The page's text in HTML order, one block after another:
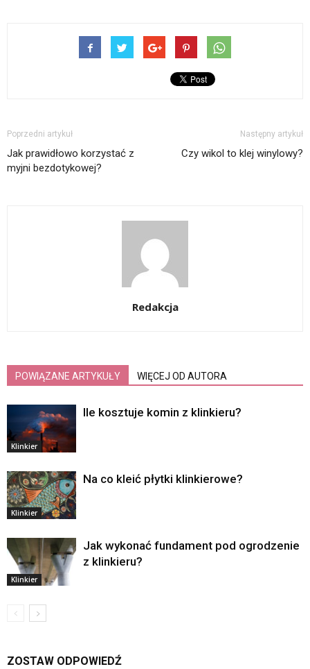
Poprzedni artykuł
Jak prawidłowo korzystać z
myjni bezdotykowej?
Następny artykuł
Czy wikol to klej winylowy?
Redakcja
POWIĄZANE ARTYKUŁY WIĘCEJ OD AUTORA
Klinkier
Ile kosztuje komin z klinkieru?
Klinkier
Na co kleić płytki klinkierowe?
Klinkier
Jak wykonać fundament pod ogrodzenie
z klinkieru?
ZOSTAW ODPOWIEDŹ